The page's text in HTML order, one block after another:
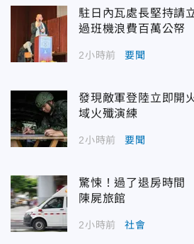
駐日內瓦處長堅持
過班機浪費百萬公帑
2小時前 要聞
發現敵軍登陸立即開
域火殲演練
2小時前 要聞
驚悚！過了退房時
陳屍旅館
2小時前 社會